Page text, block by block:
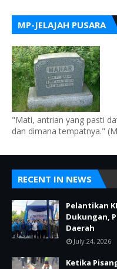
MP-JELAJAH PUSARA
"Mati, antrian yang pasti
dan dimana tempatnya."
RECENT IN NEWS
Pelantikan
Dukungan,
Daerah
July 24, 2026
Ketika